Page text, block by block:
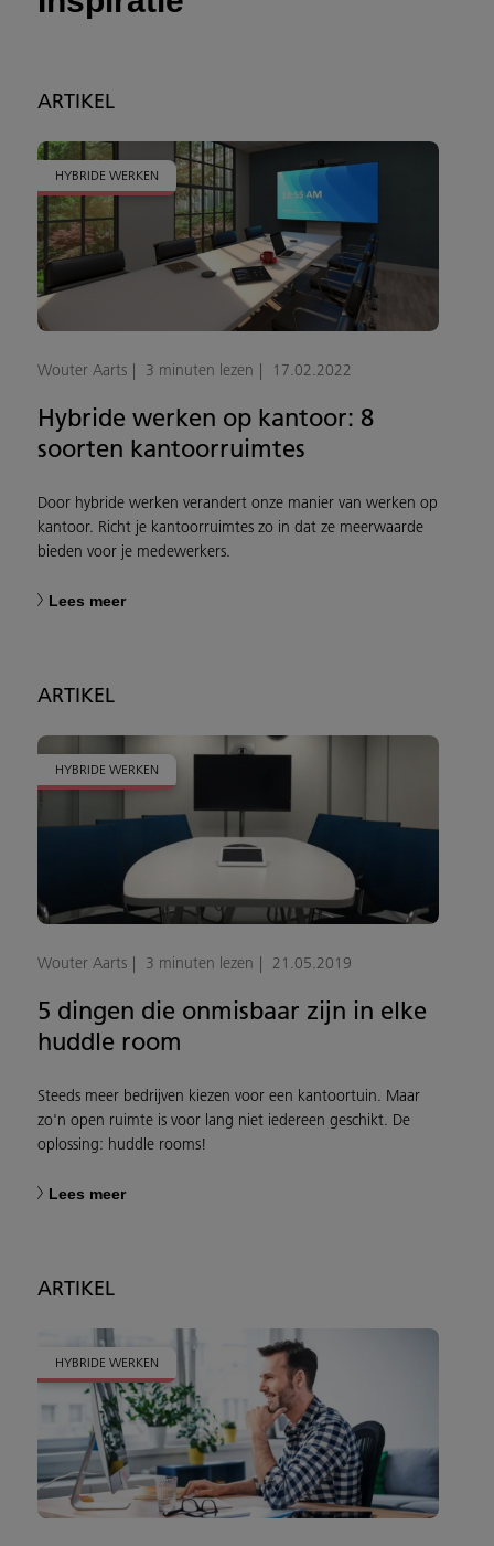
ARTIKEL
HYBRIDE WERKEN
Wouter Aarts 3 minuten lezen 17.02.2022
Hybride werken op kantoor: 8
soorten kantoorruimtes
Door hybride werken verandert onze manier van werken op
kantoor. Richt je kantoorruimtes zo in dat ze meerwaarde
bieden voor je medewerkers.
Lees meer
ARTIKEL
HYBRIDE WERKEN
Wouter Aarts 3 minuten lezen 21.05.2019
5 dingen die onmisbaar zijn in elke
huddle room
Steeds meer bedrijven kiezen voor een kantoortuin. Maar
zo'n open ruimte is voor lang niet iedereen geschikt. De
oplossing: huddle rooms!
Lees meer
ARTIKEL
HYBRIDE WERKEN